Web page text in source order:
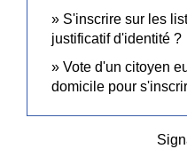
S'inscrire sur les
justificatif d'identité ?
Vote d'un citoyen
domicile pour